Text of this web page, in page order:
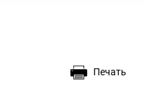
Печать